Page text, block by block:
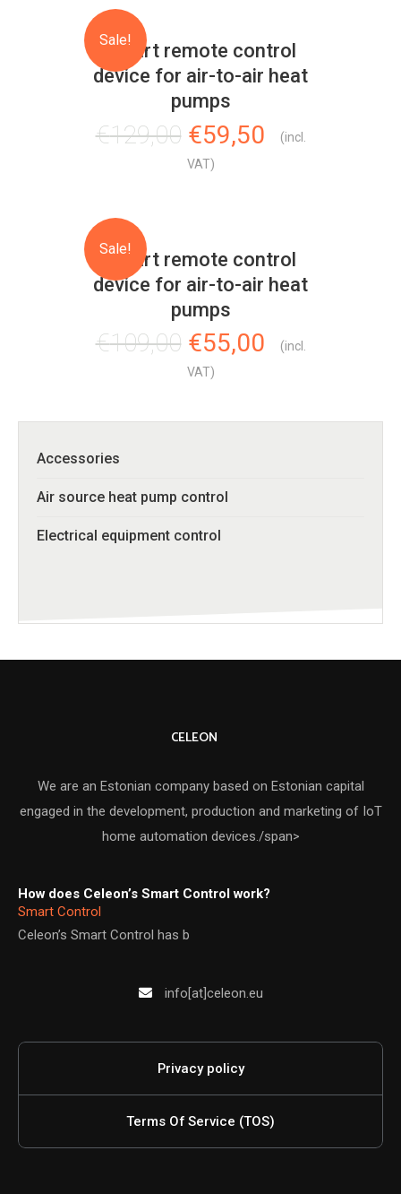
Accessories
Air source heat pump control
Electrical equipment control
Sale!
Smart remote control
device for air-to-air heat
pumps
€129,00 Original
price
€59,50Current
(incl.
VAT)
Sale!
Smart remote control
device for air-to-air heat
pumps
€109,00 Original
price
€109,00.
€55,00Current
€55,00.
(incl.
VAT)
CELEON
We are an Estonian company based on Estonian capital
engaged in the development, production and marketing of IoT
home automation devices./span>
How does Celeon’s Smart Control work?
Smart Control
Celeon’s Smart Control has b
info[at]celeon.eu
Privacy policy
Terms Of Service (TOS)